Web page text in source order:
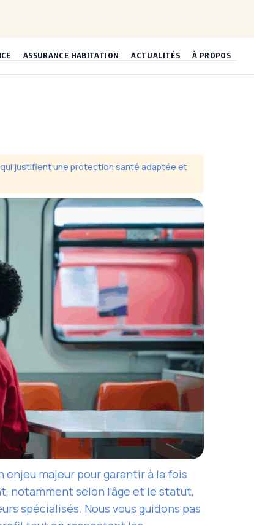
ASSURANCE HABITATION ACTUALITÉS À PROPOS
justifient une protection santé adaptée et
enjeu majeur pour garantir à la fois
notamment selon l’âge et le statut,
spécialisés. Nous vous guidons pas